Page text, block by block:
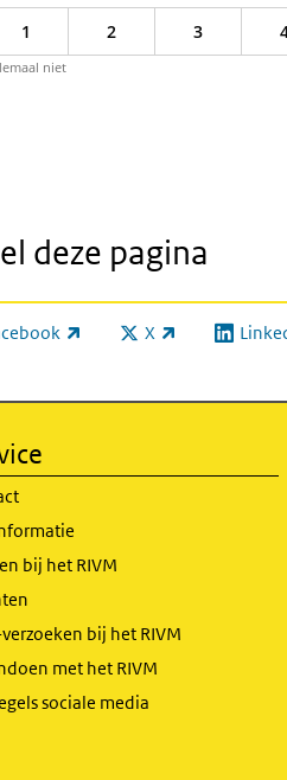
1 2 3
niet
deze pagina
link) X
(externe link)(externe
bij het RIVM
bij het RIVM
met het RIVM
sociale media